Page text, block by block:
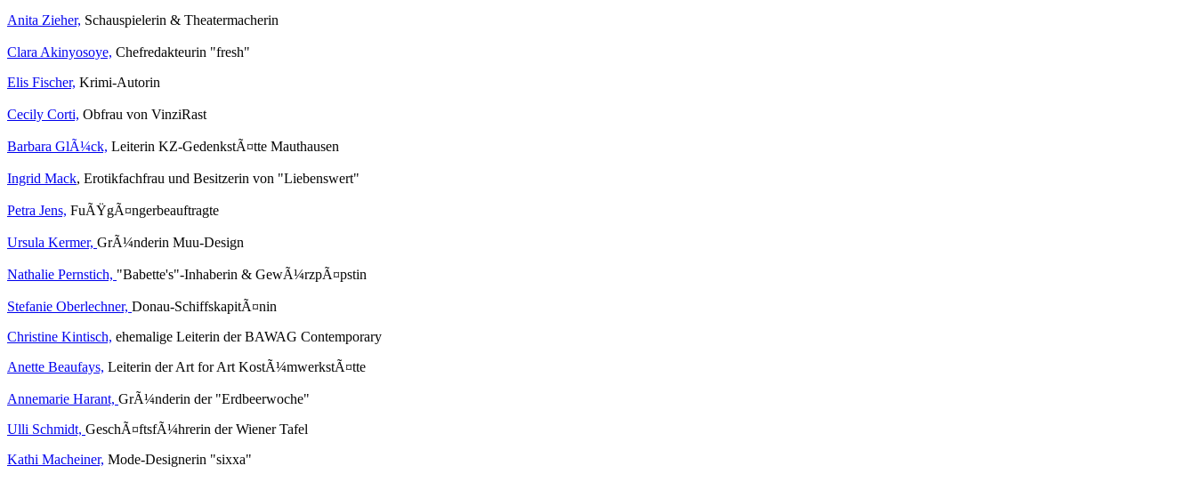
Anita Zieher, Schauspielerin & Theatermacherin
Clara Akinyosoye, Chefredakteurin "fresh"
Elis Fischer, Krimi-Autorin
Cecily Corti, Obfrau von VinziRast
Barbara GlÃ¼ck, Leiterin KZ-GedenkstÃ¤tte Mauthausen
Ingrid Mack, Erotikfachfrau und Besitzerin von "Liebenswert"
Petra Jens, FuÃŸgÃ¤ngerbeauftragte
Ursula Kermer, GrÃ¼nderin Muu-Design
Nathalie Pernstich, "Babette's"-Inhaberin & GewÃ¼rzpÃ¤pstin
Stefanie Oberlechner, Donau-SchiffskapitÃ¤nin
Christine Kintisch, ehemalige Leiterin der BAWAG Contemporary
Anette Beaufays, Leiterin der Art for Art KostÃ¼mwerkstÃ¤tte
Annemarie Harant, GrÃ¼nderin der "Erdbeerwoche"
Ulli Schmidt, GeschÃ¤ftsfÃ¼hrerin der Wiener Tafel
Kathi Macheiner, Mode-Designerin "sixxa"